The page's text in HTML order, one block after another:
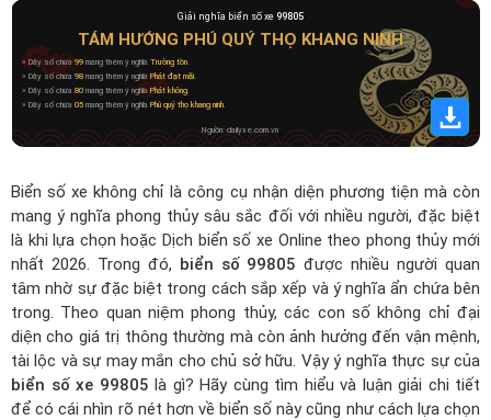
Giải nghĩa biển số xe 99805
TÁM HƯỚNG PHÚ QUÝ THỌ KHANG NINH
» Dãy số chứa99 mang thêm ý nghĩa Trường tồn.
» Dãy số chứa 98 mang thêm ý nghĩaPhát đạt mãi.
» Dãy số chứa 80 mang thêm ý nghĩaPhát không.
» Dãy số chứa 05 mang thêm ý nghĩa Phú quý thọ khang ninh.
Nguồn: dailyxe.com.vn
Biển số xe không chỉ là công cụ nhận diện phương tiện mà còn
mang ý nghĩa phong thủy sâu sắc đối với nhiều người, đặc biệt
là khi lựa chọn hoặcDịch biển số xe Online theo phong thủy mới
nhất 2026. Trong đó, biển số 99805 được nhiều người quan
tâm nhờ sự đặc biệt trong cách sắp xếp và ý nghĩa ẩn chứa bên
trong. Theo quan niệm phong thủy, các con số không chỉ đại
diện cho giá trị thông thường mà còn ảnh hưởng đến vận mệnh,
tài lộc và sự may mắn cho chủ sở hữu. Vậy ý nghĩa thực sự của
biển số xe 99805 là gì? Hãy cùng tìm hiểu và luận giải chi tiết
để có cái nhìn rõ nét hơn về biển số này cũng như cách lựa chọn